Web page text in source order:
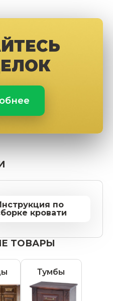
по
кровати
ТОВАРЫ
Тумбы